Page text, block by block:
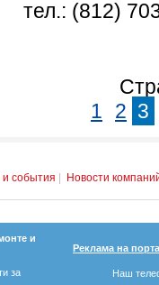
тел.: (812)
1
2 3
и события Новости
и
за
Реклама на
Наш